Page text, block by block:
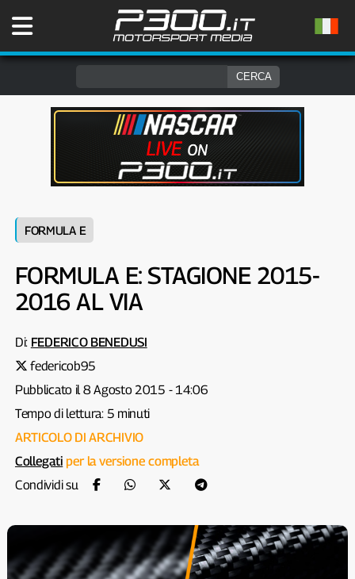
FORMULA E
FORMULA E: STAGIONE 2015-
2016 AL VIA
Di: FEDERICO BENEDUSI
federicob95
Pubblicato il 8 Agosto 2015 - 14:06
Tempo di lettura: 5 minuti
ARTICOLO DI ARCHIVIO
Collegati per la versione completa
Condividi su